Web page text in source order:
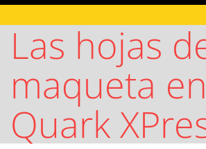
Las hojas
maqueta en
Quark